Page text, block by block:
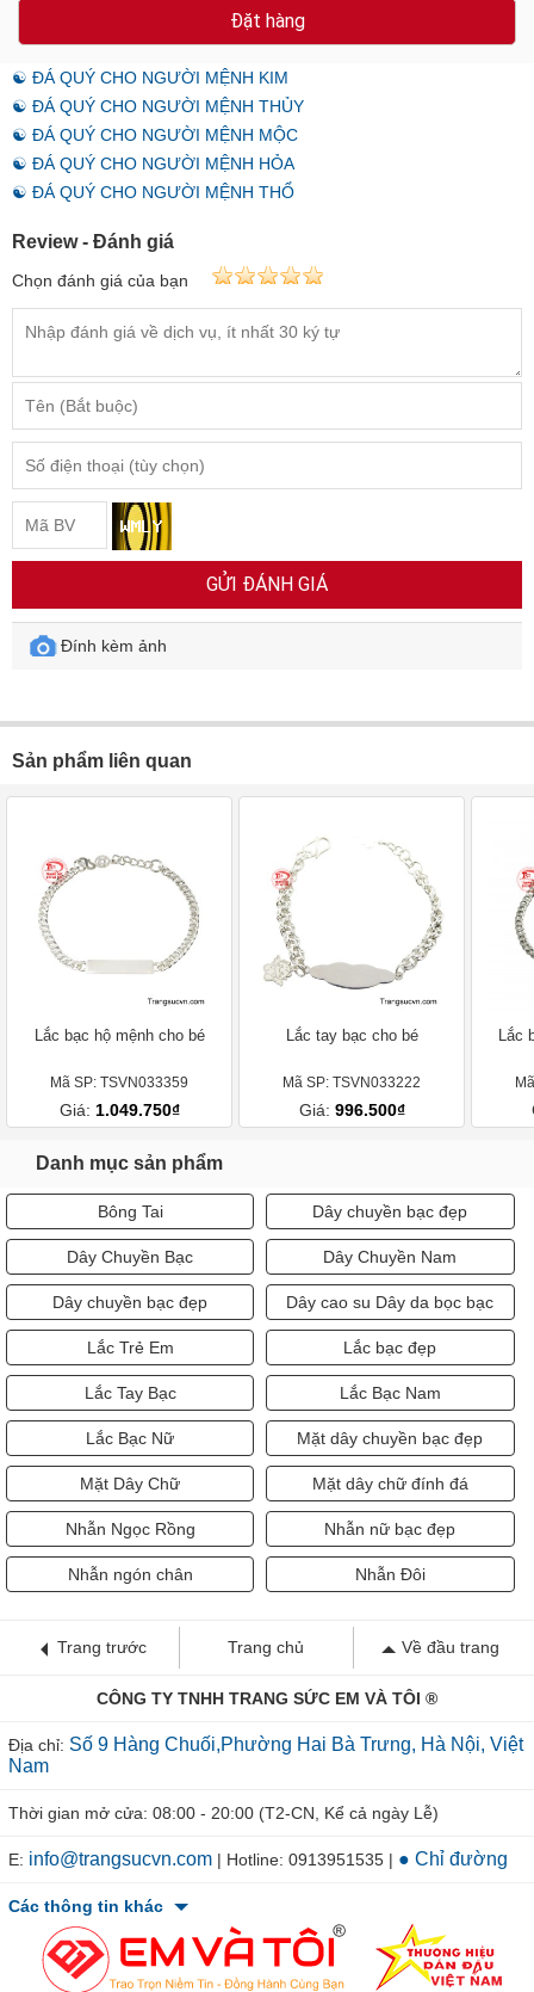
Đặt hàng
☯ ĐÁ QUÝ CHO NGƯỜI MỆNH KIM
☯ ĐÁ QUÝ CHO NGƯỜI MỆNH THỦY
☯ ĐÁ QUÝ CHO NGƯỜI MỆNH MỘC
☯ ĐÁ QUÝ CHO NGƯỜI MỆNH HỎA
☯ ĐÁ QUÝ CHO NGƯỜI MỆNH THỔ
Review - Đánh giá
Chọn đánh giá của bạn
GỬI ĐÁNH GIÁ
Đính kèm ảnh
Sản phẩm liên quan
Lắc bạc hộ mệnh cho bé
Mã SP: TSVN033359
Giá: 1.049.750₫
Lắc tay bạc cho bé
Mã SP: TSVN033222
Giá: 996.500₫
Lắc
Danh mục sản phẩm
Bông Tai Dây chuyền bạc đẹp
Dây Chuyền Bạc Dây Chuyền Nam
Dây chuyền bạc đẹp Dây cao su Dây da bọc bạc
Lắc Trẻ Em Lắc bạc đẹp
Lắc Tay Bạc Lắc Bạc Nam
Lắc Bạc Nữ Mặt dây chuyền bạc đẹp
Mặt Dây Chữ Mặt dây chữ đính đá
Nhẫn Ngọc Rồng Nhẫn nữ bạc đẹp
Nhẫn ngón chân Nhẫn Đôi
Trang trước Trang chủ Về đầu trang
CÔNG TY TNHH TRANG SỨC EM VÀ TÔI ®
Địa chỉ: Số 9 Hàng Chuối,Phường Hai Bà Trưng, Hà Nội, Việt
Nam
Thời gian mở cửa: 08:00 - 20:00 (T2-CN, Kể cả ngày Lễ)
E: info@trangsucvn.com | Hotline: 0913951535 | ● Chỉ đường
Các thông tin khác